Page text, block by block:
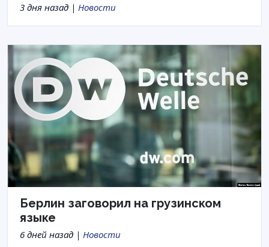
3 дня назад | Новости
Берлин заговорил на грузинском
языке
6 дней назад | Новости